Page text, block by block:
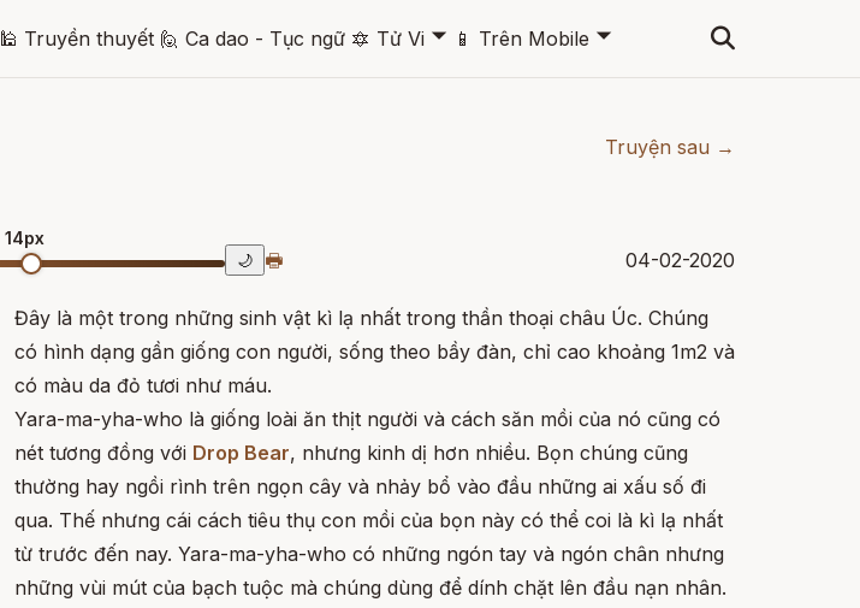
🕌 Truyền thuyết 🙋 Ca dao - Tục ngữ 🔯 Tử Vi 🞃 📱 Trên Mobile 🞃
Truyện sau →
14px
🌙 🖶 04-02-2020
Đây là một trong những sinh vật kì lạ nhất trong thần thoại châu Úc. Chúng
có hình dạng gần giống con người, sống theo bầy đàn, chỉ cao khoảng 1m2 và
có màu da đỏ tươi như máu.
Yara-ma-yha-who là giống loài ăn thịt người và cách săn mồi của nó cũng có
nét tương đồng với Drop Bear, nhưng kinh dị hơn nhiều. Bọn chúng cũng
thường hay ngồi rình trên ngọn cây và nhảy bổ vào đầu những ai xấu số đi
qua. Thế nhưng cái cách tiêu thụ con mồi của bọn này có thể coi là kì lạ nhất
từ trước đến nay. Yara-ma-yha-who có những ngón tay và ngón chân nhưng
những vùi mút của bạch tuộc mà chúng dùng để dính chặt lên đầu nạn nhân.